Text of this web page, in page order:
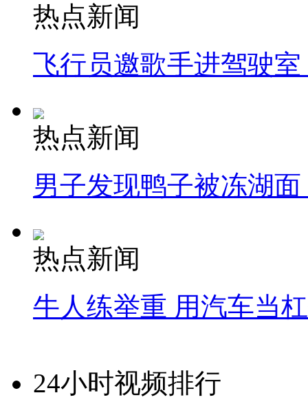
热点新闻
飞行员邀歌手进驾驶
热点新闻
男子发现鸭子被冻湖
热点新闻
牛人练举重 用汽车当
24小时视频排行